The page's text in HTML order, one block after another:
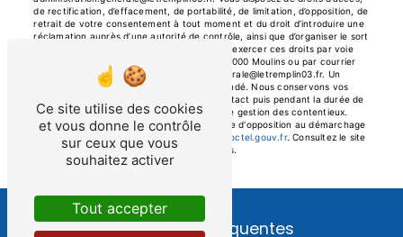
de rectification, d’effacement, de portabilité, de limitation, d’opposition, de
retrait de votre consentement à tout moment et du droit d’introduire une
réclamation auprès d’une autorité de contrôle, ainsi que d’organiser le sort
de vos données post-mortem. Vous pouvez exercer ces droits par voie
postale à l'adresse 60 rue de Bourgogne, 03000 Moulins ou par courrier
électronique à l'adresse administration.generale@letremplin03.fr. Un
justificatif d'identité pourra vous être demandé. Nous conservons vos
données pendant la période de prise de contact puis pendant la durée de
prescription légale aux fins probatoires et de gestion des contentieux.
Vous avez le droit de vous inscrire sur la liste d'opposition au démarchage
Bloctel.gouv.fr. Consultez le site
cnil.fr pour plus d’informations sur vos droits.
Recherches fréquentes
Ce site utilise des cookies
et vous donne le contrôle
sur ceux que vous
souhaitez activer
Tout accepter